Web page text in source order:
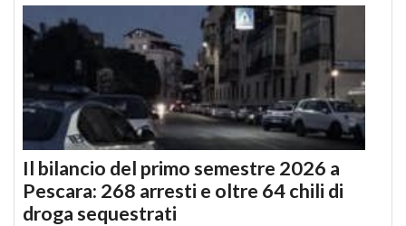
Il bilancio del primo semestre 2026 a
Pescara: 268 arresti e oltre 64 chili di
droga sequestrati